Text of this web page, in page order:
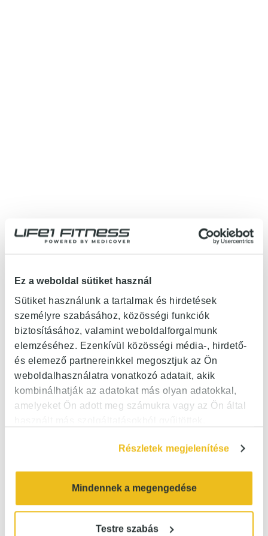
Ez a weboldal sütiket használ
Sütiket használunk a tartalmak és hirdetések
személyre szabásához, közösségi funkciók
biztosításához, valamint weboldalforgalmunk
elemzéséhez. Ezenkívül közösségi média-, hirdető-
és elemező partnereinkkel megosztjuk az Ön
weboldalhasználatra vonatkozó adatait, akik
kombinálhatják az adatokat más olyan adatokkal,
amelyeket Ön adott meg számukra vagy az Ön által
Részletek megjelenítése
Mindennek a megengedése
Testre szabás